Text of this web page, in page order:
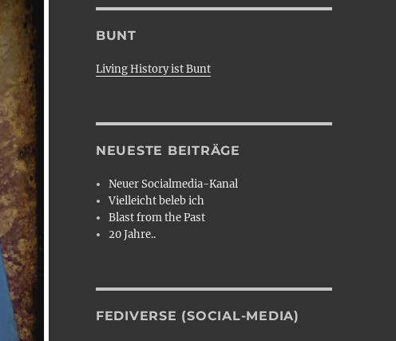
BUNT
Living History ist Bunt
NEUESTE BEITRÄGE
Neuer Socialmedia-Kanal
Vielleicht beleb ich
Blast from the Past
20 Jahre..
FEDIVERSE (SOCIAL-MEDIA)